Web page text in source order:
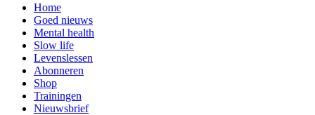
Home
Goed nieuws
Mental health
Slow life
Levenslessen
Abonneren
Shop
Trainingen
Nieuwsbrief